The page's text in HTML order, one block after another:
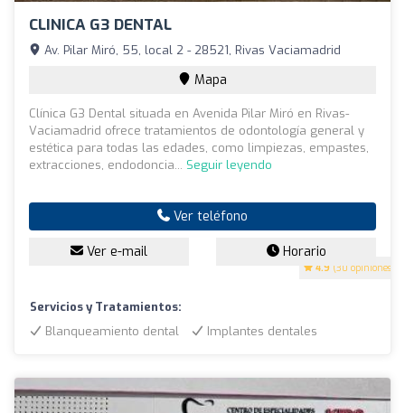
CLINICA G3 DENTAL
4.9 (30 opiniones)
Av. Pilar Miró, 55, local 2 - 28521, Rivas Vaciamadrid
Mapa
Clínica G3 Dental situada en Avenida Pilar Miró en Rivas-
Vaciamadrid ofrece tratamientos de odontología general y
estética para todas las edades, como limpiezas, empastes,
extracciones, endodoncia... Seguir leyendo
Ver teléfono
Ver e-mail Horario
Servicios y Tratamientos:
Blanqueamiento dental
Implantes dentales